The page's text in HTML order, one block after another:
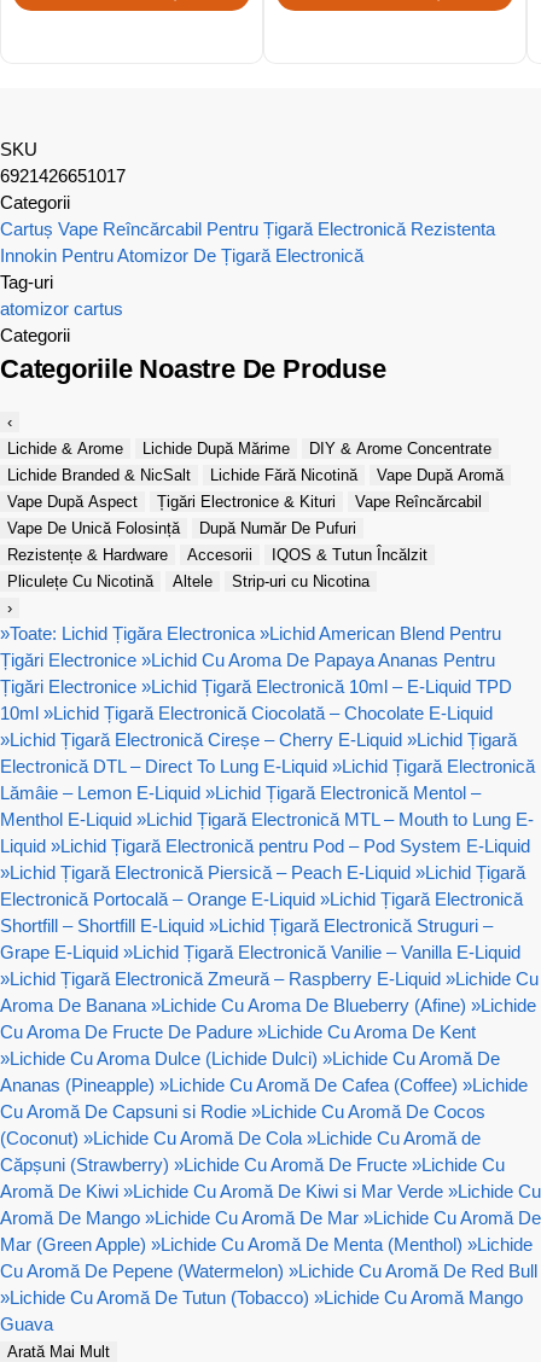
SKU
6921426651017
Categorii
Cartuș Vape Reîncărcabil Pentru Țigară Electronică Rezistenta
Innokin Pentru Atomizor De Țigară Electronică
Tag-uri
atomizor cartus
Categorii
Categoriile Noastre De Produse
‹
Lichide & Arome
Lichide După Mărime
DIY & Arome Concentrate
Lichide Branded & NicSalt
Lichide Fără Nicotină
Vape După Aromă
Vape După Aspect
Țigări Electronice & Kituri
Vape Reîncărcabil
Vape De Unică Folosință
După Număr De Pufuri
Rezistențe & Hardware
Accesorii
IQOS & Tutun Încălzit
Pliculețe Cu Nicotină
Altele
Strip-uri cu Nicotina
›
»Toate: Lichid Țigăra Electronica »Lichid American Blend Pentru
Țigări Electronice »Lichid Cu Aroma De Papaya Ananas Pentru
Țigări Electronice »Lichid Țigară Electronică 10ml – E-Liquid TPD
10ml »Lichid Țigară Electronică Ciocolată – Chocolate E-Liquid
»Lichid Țigară Electronică Cireșe – Cherry E-Liquid »Lichid Țigară
Electronică DTL – Direct To Lung E-Liquid »Lichid Țigară Electronică
Lămâie – Lemon E-Liquid »Lichid Țigară Electronică Mentol –
Menthol E-Liquid »Lichid Țigară Electronică MTL – Mouth to Lung E-
Liquid »Lichid Țigară Electronică pentru Pod – Pod System E-Liquid
»Lichid Țigară Electronică Piersică – Peach E-Liquid »Lichid Țigară
Electronică Portocală – Orange E-Liquid »Lichid Țigară Electronică
Shortfill – Shortfill E-Liquid »Lichid Țigară Electronică Struguri –
Grape E-Liquid »Lichid Țigară Electronică Vanilie – Vanilla E-Liquid
»Lichid Țigară Electronică Zmeură – Raspberry E-Liquid »Lichide Cu
Aroma De Banana »Lichide Cu Aroma De Blueberry (Afine) »Lichide
Cu Aroma De Fructe De Padure »Lichide Cu Aroma De Kent
»Lichide Cu Aroma Dulce (Lichide Dulci) »Lichide Cu Aromă De
Ananas (Pineapple) »Lichide Cu Aromă De Cafea (Coffee) »Lichide
Cu Aromă De Capsuni si Rodie »Lichide Cu Aromă De Cocos
(Coconut) »Lichide Cu Aromă De Cola »Lichide Cu Aromă de
Căpșuni (Strawberry) »Lichide Cu Aromă De Fructe »Lichide Cu
Aromă De Kiwi »Lichide Cu Aromă De Kiwi si Mar Verde »Lichide Cu
Aromă De Mango »Lichide Cu Aromă De Mar »Lichide Cu Aromă De
Mar (Green Apple) »Lichide Cu Aromă De Menta (Menthol) »Lichide
Cu Aromă De Pepene (Watermelon) »Lichide Cu Aromă De Red Bull
»Lichide Cu Aromă De Tutun (Tobacco) »Lichide Cu Aromă Mango
Guava
Arată Mai Mult